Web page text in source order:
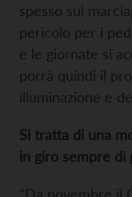
spesso sui
pericolo per i
e le giornate si
porrà quindi il
illuminazione e
Si tratta di una
in giro sempre di